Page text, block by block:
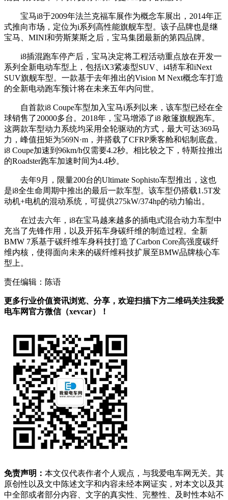
宝马i8于2009年法兰克福车展作为概念车展出，2014年正
式推向市场，定位为i系列高性能旗舰车型。该子品牌也是继
宝马、MINI和劳斯莱斯之后，宝马集团最新的第四品牌。
i8插混跑车停产后，宝马决定将工程活动重点放在开发一
系列全新电动车型上，包括iX3紧凑型SUV、i4轿车和iNext
SUV旗舰车型。一款基于去年推出的Vision M Next概念车打造
的全新电动跑车预计将在未来五年内问世。
自首款i8 Coupe车型加入宝马i系列以来，该车型已经在全
球销售了20000多台。2018年，宝马增添了i8 敞篷旗舰跑车。
这两款车型动力系统均采用全轮驱动的方式，最大可达369马
力，峰值扭矩为569N·m，并搭载了CFRP乘客舱和铝制底盘。
i8 Coupe加速到96km/h仅需要4.2秒。相比较之下，特斯拉推出
的Roadster跑车加速时间为4.4秒。
去年9月，限量200台的Ultimate Sophisto车型推出，这也
是i8全生命周期中推出的最后一款车型。该车型仍搭载1.5T发
动机+电机的混动系统，可提供275kW/374hp的动力输出。
在过去六年，i8在宝马越来越多的插电式混合动力车型中
充当了先锋作用，以及开拓车身碳纤维的制造过程。全新
BMW 7系基于碳纤维车身科技打造了Carbon Core高强度碳纤
维内核，使得面向未来的碳纤维科技扩展至BMW品牌核心车
型上。
责任编辑：陈语
更多行业价值资讯浏览、分享，欢迎扫描下方二维码关注我爱
电车网官方微信（xevcar）！
免责声明： 本文仅代表作者个人观点，与我爱电车网无关。其
原创性以及文中陈述文字和内容未经本网证实，对本文以及其
中全部或者部分内容、文字的真实性、完整性、及时性本站不